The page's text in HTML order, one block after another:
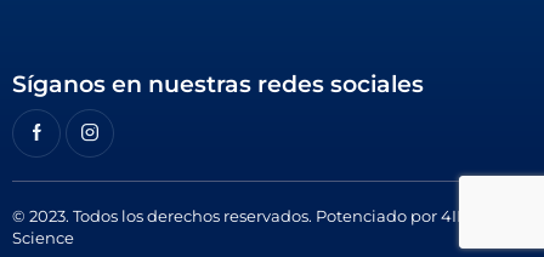
Síganos en nuestras redes sociales
© 2023. Todos los derechos reservados. Potenciado por4ID
Science